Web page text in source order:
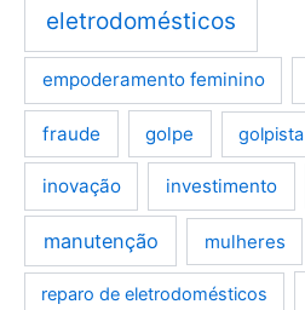
eletrodomésticos
empoderamento feminino
fraude golpe golpista
inovação investimento
manutenção mulheres
reparo de eletrodomésticos